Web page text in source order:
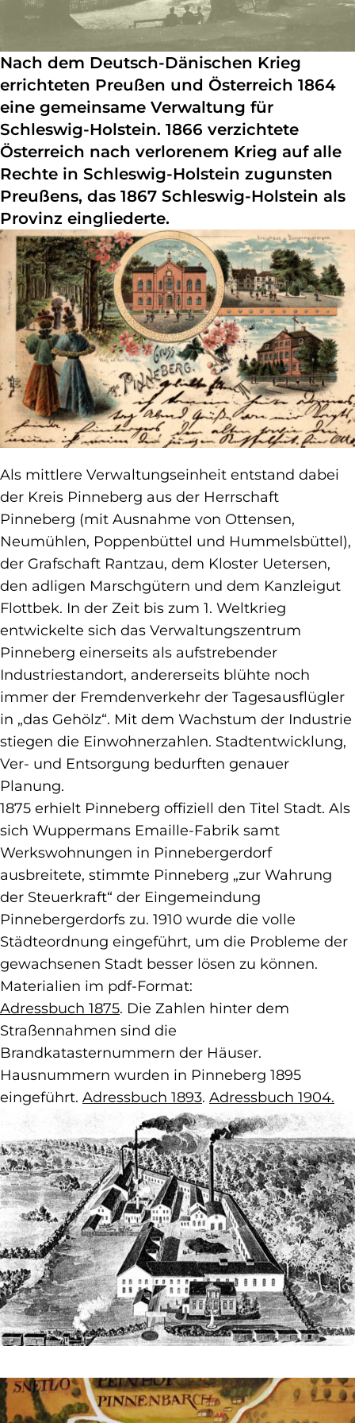
Nach dem Deutsch-Dänischen Krieg
errichteten Preußen und Österreich 1864
eine gemeinsame Verwaltung für
Schleswig-Holstein. 1866 verzichtete
Österreich nach verlorenem Krieg auf alle
Rechte in Schleswig-Holstein zugunsten
Preußens, das 1867 Schleswig-Holstein als
Provinz eingliederte.
Als mittlere Verwaltungseinheit entstand dabei
der Kreis Pinneberg aus der Herrschaft
Pinneberg (mit Ausnahme von Ottensen,
Neumühlen, Poppenbüttel und Hummelsbüttel),
der Grafschaft Rantzau, dem Kloster Uetersen,
den adligen Marschgütern und dem Kanzleigut
Flottbek. In der Zeit bis zum 1. Weltkrieg
entwickelte sich das Verwaltungszentrum
Pinneberg einerseits als aufstrebender
Industriestandort, andererseits blühte noch
immer der Fremdenverkehr der Tagesausflügler
in „das Gehölz“. Mit dem Wachstum der Industrie
stiegen die Einwohnerzahlen. Stadtentwicklung,
Ver- und Entsorgung bedurften genauer
Planung.
1875 erhielt Pinneberg offiziell den Titel Stadt. Als
sich Wuppermans Emaille-Fabrik samt
Werkswohnungen in Pinnebergerdorf
ausbreitete, stimmte Pinneberg „zur Wahrung
der Steuerkraft“ der Eingemeindung
Pinnebergerdorfs zu. 1910 wurde die volle
Städteordnung eingeführt, um die Probleme der
gewachsenen Stadt besser lösen zu können.
Materialien im pdf-Format:
Adressbuch 1875. Die Zahlen hinter dem
Straßennahmen sind die
Brandkatasternummern der Häuser.
Hausnummern wurden in Pinneberg 1895
eingeführt. Adressbuch 1893. Adressbuch 1904.